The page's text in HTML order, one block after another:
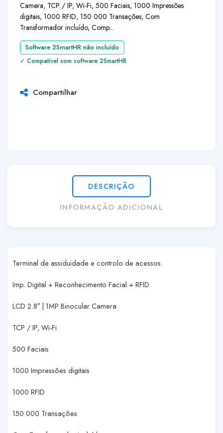
Camera, TCP / IP, Wi-Fi, 500 Faciais, 1000 Impressões
digitais, 1000 RFID, 150 000 Transações, Com
Transformador incluído, Comp...
Software 2SmartHR não incluído
✓ Compatível com software 2SmartHR
Compartilhar
DESCRIÇÃO
INFORMAÇÃO ADICIONAL
Terminal de assiduidade e controlo de acessos.
Imp. Digital + Reconhecimento Facial + RFID
LCD 2.8″ | 1MP Binocular Camera
TCP / IP, Wi-Fi
500 Faciais
1000 Impressões digitais
1000 RFID
150 000 Transações